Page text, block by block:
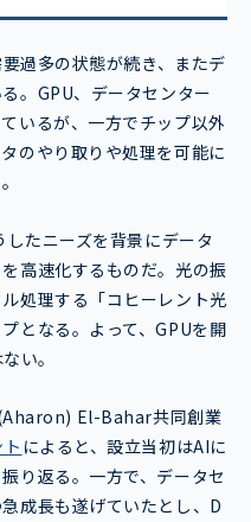
過多の状態が続き、またデ
。GPU、データセンター
いるが、一方でチップ以外
のやり取りや処理を可能に
たニーズを背景にデータ
高速化するものだ。光の振
処理する「コヒーレント光
となる。よって、GPUを開
い。
El-Bahar共同創業
によると、設立当初はAIに
り返る。一方で、データセ
成長も遂げていたとし、D